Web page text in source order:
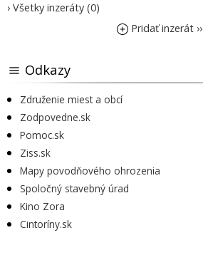
› Všetky inzeráty (0)
Pridať inzerát ››
Odkazy
Združenie miest a obcí
Zodpovedne.sk
Pomoc.sk
Ziss.sk
Mapy povodňového ohrozenia
Spoločný stavebný úrad
Kino Zora
Cintoríny.sk